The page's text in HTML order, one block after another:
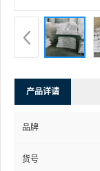
产品详请
品牌
货号